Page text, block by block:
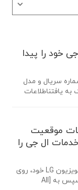
خود را پیدا
سریال و مدل
یافتناطلاعات
موقعیت
ال جی را
برای تغییر تنظیمات موقعیت مکانی تلویزیون LG خود، روی
ریموت روی [Settings] رافشار دهید، سپس به [All